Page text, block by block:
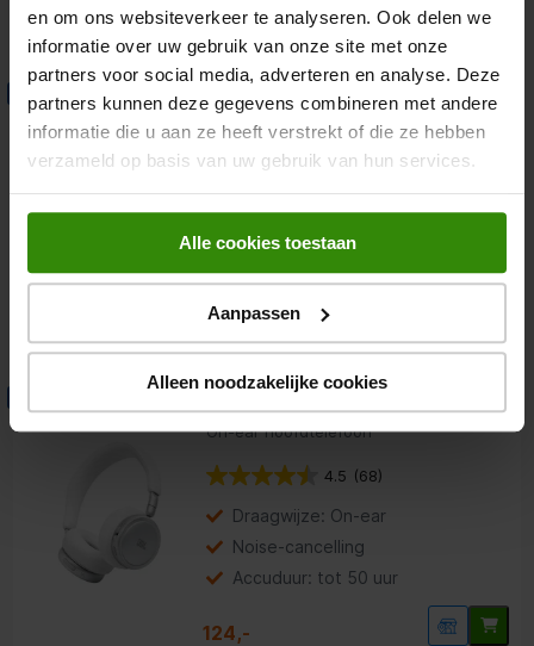
en om ons websiteverkeer te analyseren. Ook delen we
informatie over uw gebruik van onze site met onze
partners voor social media, adverteren en analyse. Deze
partners kunnen deze gegevens combineren met andere
informatie die u aan ze heeft verstrekt of die ze hebben
verzameld op basis van uw gebruik van hun services.
Alle cookies toestaan
Aanpassen
Alleen noodzakelijke cookies
124,-
Fris van start JBL LIVE 680NC Paars
On-ear hoofdtelefoon
4.5 (68)
Draagwijze: On-ear
Noise-cancelling
Accuduur: tot 50 uur
124,-
JBL LIVE 680NC Wit
On-ear hoofdtelefoon
4.5 (68)
Draagwijze: On-ear
Noise-cancelling
Accuduur: tot 50 uur
124,-